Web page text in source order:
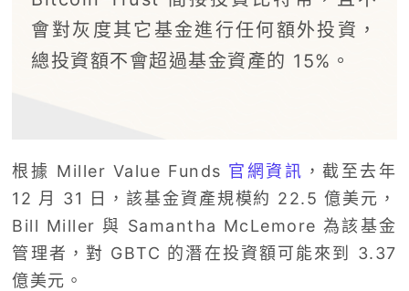
會對灰度其它基金進行任何額外投資，
總投資額不會超過基金資產的 15%。
根據 Miller Value Funds 官網資訊 ，截至去年
12 月 31 日，該基金資產規模約 22.5 億美元，
Bill Miller 與 Samantha McLemore 為該基金
管理者，對 GBTC 的潛在投資額可能來到 3.37
億美元。